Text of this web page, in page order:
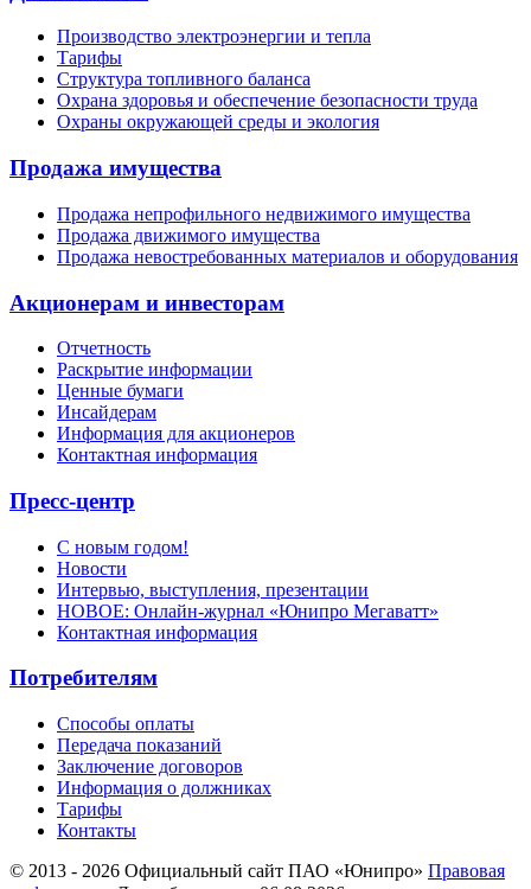
Производство электроэнергии и тепла
Тарифы
Структура топливного баланса
Охрана здоровья и обеспечение безопасности труда
Охраны окружающей среды и экология
Продажа имущества
Продажа непрофильного недвижимого имущества
Продажа движимого имущества
Продажа невостребованных материалов и оборудования
Акционерам и инвесторам
Отчетность
Раскрытие информации
Ценные бумаги
Инсайдерам
Информация для акционеров
Контактная информация
Пресс-центр
С новым годом!
Новости
Интервью, выступления, презентации
НОВОЕ: Онлайн-журнал «Юнипро Мегаватт»
Контактная информация
Потребителям
Способы оплаты
Передача показаний
Заключение договоров
Информация о должниках
Тарифы
Контакты
© 2013 - 2026 Официальный сайт ПАО «Юнипро» Правовая